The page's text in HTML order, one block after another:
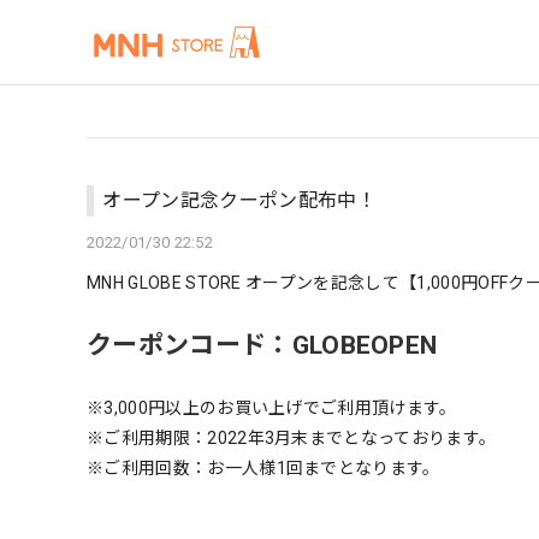
オープン記念クーポン配布中！
2022/01/30 22:52
MNH GLOBE STORE オープンを記念して【1,000円OFFク
クーポンコード：GLOBEOPEN
※3,000円以上のお買い上げでご利用頂けます。
※ご利用期限：2022年3月末までとなっております。
※ご利用回数：お一人様1回までとなります。